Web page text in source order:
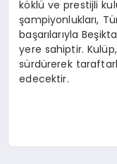
köklü ve prestijli
şampiyonlukları,
başarılarıyla
yere sahiptir.
sürdürerek
edecektir.